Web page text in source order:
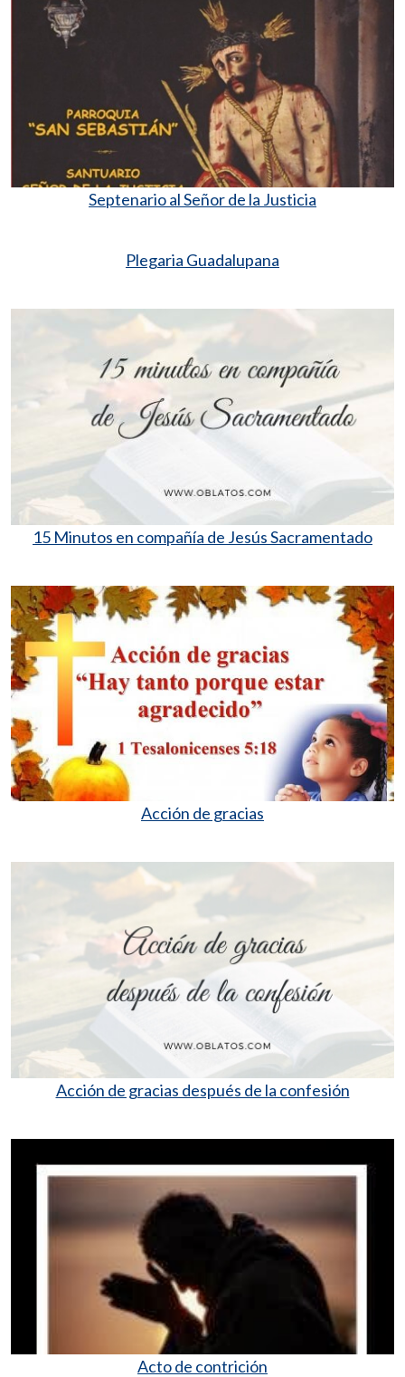
Septenario al Señor de la Justicia
Plegaria Guadalupana
15 Minutos en compañía de Jesús Sacramentado
Acción de gracias
Acción de gracias después de la confesión
Acto de contrición